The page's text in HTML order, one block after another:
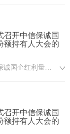
召开中信保诚国
额持有人大会的
中信保诚国企红利量化股票A 中信保诚国企红利量化股票C
召开中信保诚国
额持有人大会的